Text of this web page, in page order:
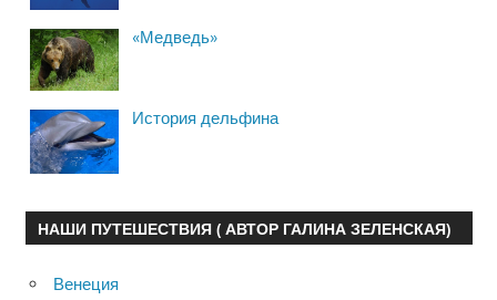
«Медведь»
История дельфина
НАШИ ПУТЕШЕСТВИЯ ( АВТОР ГАЛИНА ЗЕЛЕНСКАЯ)
Венеция